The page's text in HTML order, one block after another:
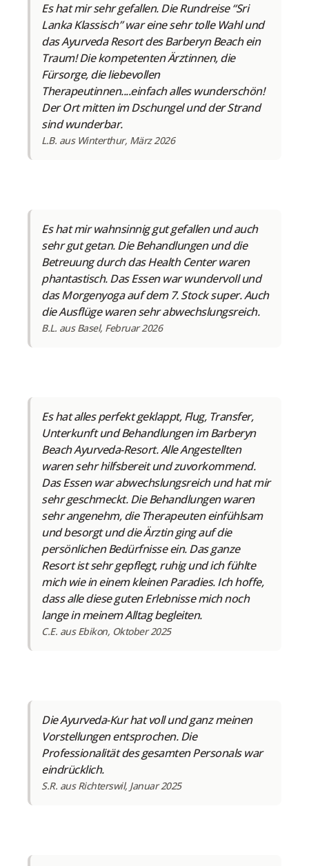
Es hat mir sehr gefallen. Die Rundreise “Sri
Lanka Klassisch” war eine sehr tolle Wahl und
das Ayurveda Resort des Barberyn Beach ein
Traum! Die kompetenten Ärztinnen, die
Fürsorge, die liebevollen
Therapeutinnen....einfach alles wunderschön!
Der Ort mitten im Dschungel und der Strand
sind wunderbar.
L.B. aus Winterthur, März 2026
Es hat mir wahnsinnig gut gefallen und auch
sehr gut getan. Die Behandlungen und die
Betreuung durch das Health Center waren
phantastisch. Das Essen war wundervoll und
das Morgenyoga auf dem 7. Stock super. Auch
die Ausflüge waren sehr abwechslungsreich.
B.L. aus Basel, Februar 2026
Es hat alles perfekt geklappt, Flug, Transfer,
Unterkunft und Behandlungen im Barberyn
Beach Ayurveda-Resort. Alle Angestellten
waren sehr hilfsbereit und zuvorkommend.
Das Essen war abwechslungsreich und hat mir
sehr geschmeckt. Die Behandlungen waren
sehr angenehm, die Therapeuten einfühlsam
und besorgt und die Ärztin ging auf die
persönlichen Bedürfnisse ein. Das ganze
Resort ist sehr gepflegt, ruhig und ich fühlte
mich wie in einem kleinen Paradies. Ich hoffe,
dass alle diese guten Erlebnisse mich noch
lange in meinem Alltag begleiten.
C.E. aus Ebikon, Oktober 2025
Die Ayurveda-Kur hat voll und ganz meinen
Vorstellungen entsprochen. Die
Professionalität des gesamten Personals war
eindrücklich.
S.R. aus Richterswil, Januar 2025